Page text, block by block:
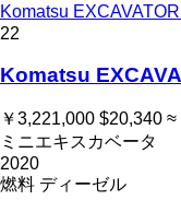
Komatsu
22
Komatsu
￥3,221,000 $20,340 ≈
ミニエキスカベータ
2020
燃料 ディーゼル